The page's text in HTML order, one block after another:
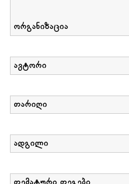
ორგანიზაცია
ავტორი
თარიღი
ადგილი